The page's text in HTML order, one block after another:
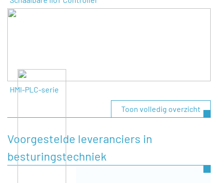
HMI-PLC-serie
Toon volledig overzicht
Voorgestelde leveranciers in
besturingstechniek